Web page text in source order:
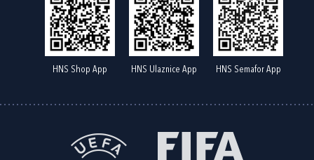
HNS Shop App HNS Ulaznice App HNS Semafor App